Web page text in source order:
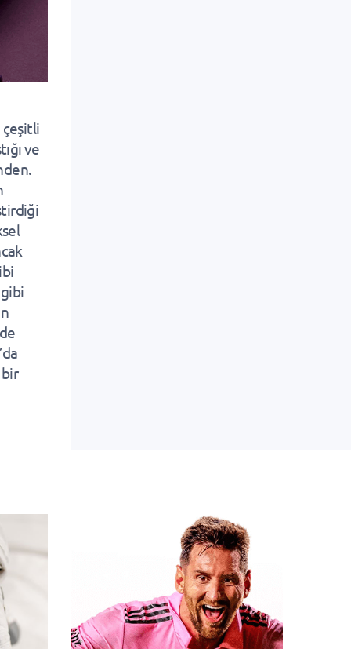
çeşitli
ve